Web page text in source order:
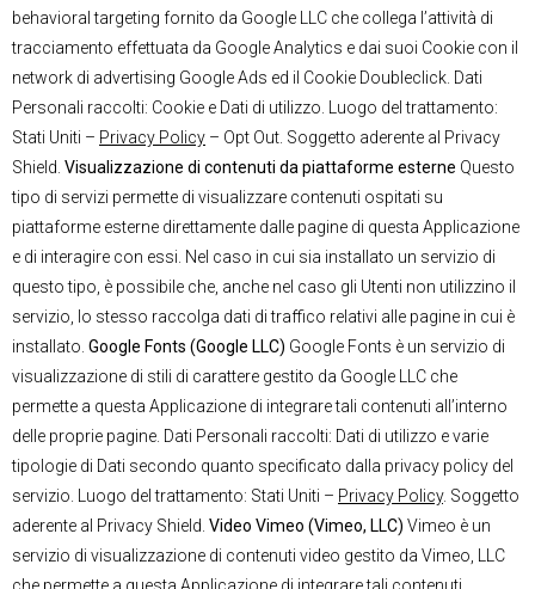
behavioral targeting fornito da Google LLC che collega l’attività di
tracciamento effettuata da Google Analytics e dai suoi Cookie con il
network di advertising Google Ads ed il Cookie Doubleclick. Dati
Personali raccolti: Cookie e Dati di utilizzo. Luogo del trattamento:
Stati Uniti – Privacy Policy – Opt Out. Soggetto aderente al Privacy
Shield. Visualizzazione di contenuti da piattaforme esterne Questo
tipo di servizi permette di visualizzare contenuti ospitati su
piattaforme esterne direttamente dalle pagine di questa Applicazione
e di interagire con essi. Nel caso in cui sia installato un servizio di
questo tipo, è possibile che, anche nel caso gli Utenti non utilizzino il
servizio, lo stesso raccolga dati di traffico relativi alle pagine in cui è
installato. Google Fonts (Google LLC) Google Fonts è un servizio di
visualizzazione di stili di carattere gestito da Google LLC che
permette a questa Applicazione di integrare tali contenuti all’interno
delle proprie pagine. Dati Personali raccolti: Dati di utilizzo e varie
tipologie di Dati secondo quanto specificato dalla privacy policy del
servizio. Luogo del trattamento: Stati Uniti – Privacy Policy. Soggetto
aderente al Privacy Shield. Video Vimeo (Vimeo, LLC) Vimeo è un
servizio di visualizzazione di contenuti video gestito da Vimeo, LLC